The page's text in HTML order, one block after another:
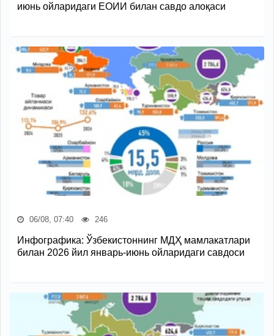
июнь ойларидаги ЕОИИ билан савдо алоқаси
06/08, 07:40 246
Инфографика: Ўзбекистоннинг МДҲ мамлакатлари
билан 2026 йил январь-июнь ойларидаги савдоси